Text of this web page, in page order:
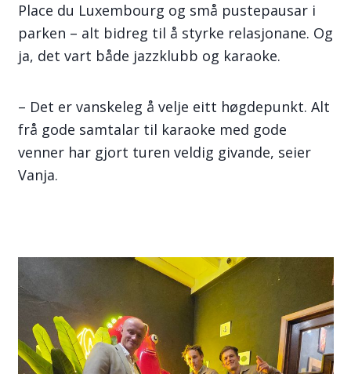
Place du Luxembourg og små pustepausar i
parken – alt bidreg til å styrke relasjonane. Og
ja, det vart både jazzklubb og karaoke.
– Det er vanskeleg å velje eitt høgdepunkt. Alt
frå gode samtalar til karaoke med gode
venner har gjort turen veldig givande, seier
Vanja.